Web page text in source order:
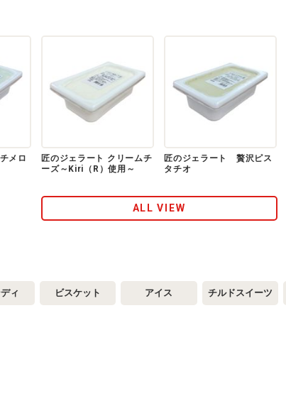
メロ
匠のジェラート クリームチ
ーズ～Kiri（R）使用～
匠のジェラート 贅沢ピス
タチオ
ALL VIEW
ィ ビスケット アイス チルドスイーツ